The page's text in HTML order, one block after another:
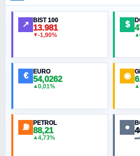
Ankara Zirvesi: NATO
Ortadoğu Haritasının
MURAT ÖZKAN
NURETTIN BÖLÜK
↗ BIST 100
13.981
▼-1,90%
$
▲
€ EURO
54,0262
▲0,01%
◉
▲
⛽ PETROL
88,21
▲4,73%
●
▬